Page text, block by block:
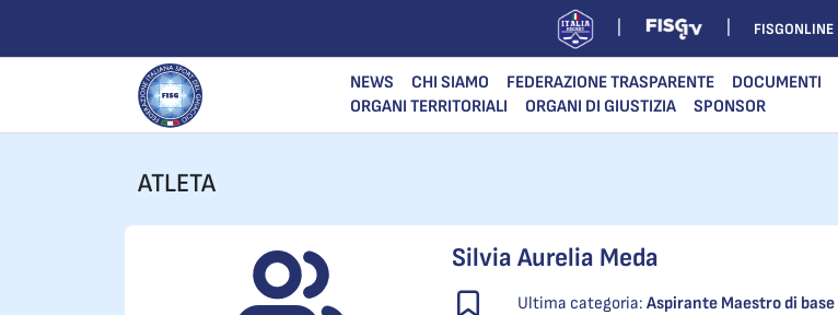
FISGONLINE
NEWS CHI SIAMO FEDERAZIONE TRASPARENTE DOCUMENTI
ORGANI TERRITORIALI
ORGANI DI GIUSTIZIA SPONSOR
ATLETA
Silvia Aurelia Meda
Ultima categoria:Aspirante Maestro di base